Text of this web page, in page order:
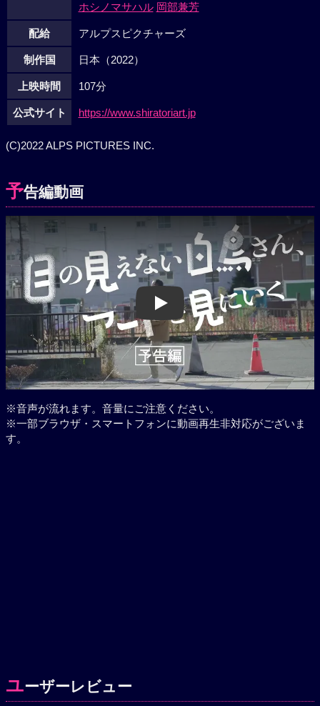
ホシノマサハル 岡部兼芳
配給 アルプスピクチャーズ
制作国 日本（2022）
上映時間 107分
公式サイト https://www.shiratoriart.jp
(C)2022 ALPS PICTURES INC.
予告編動画
Play
※音声が流れます。音量にご注意ください。
※一部ブラウザ・スマートフォンに動画再生非対応がございま
す。
ユーザーレビュー